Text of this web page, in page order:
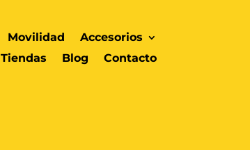
Movilidad
Accesorios
Tiendas Blog Contacto